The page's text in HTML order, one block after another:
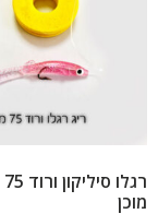
מוכן